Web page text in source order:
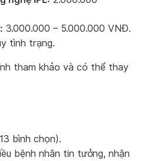
3.000.000 – 5.000.000 VNĐ.
tình trạng.
tham khảo và có thể thay
bình chọn).
bệnh nhân tin tưởng, nhận